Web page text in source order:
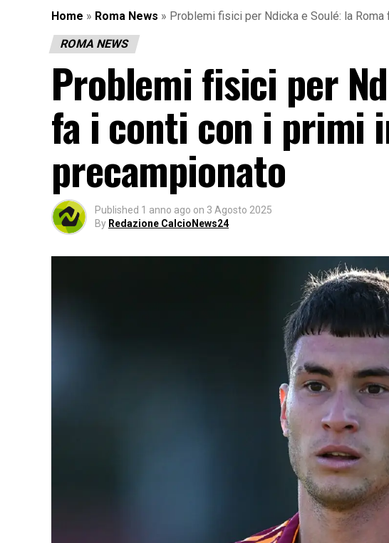
Home » Roma News » Problemi fisici per Ndicka e Soulé: la
ROMA NEWS
Problemi fisici per
fa i conti con i primi
precampionato
Published 1 anno ago on 3 Agosto 2025
By Redazione CalcioNews24